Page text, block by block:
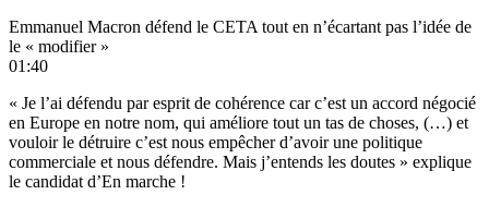
Emmanuel Macron défend le CETA tout en n’écartant pas l’idée de
le « modifier »
01:40
« Je l’ai défendu par esprit de cohérence car c’est un accord négocié
en Europe en notre nom, qui améliore tout un tas de choses, (…) et
vouloir le détruire c’est nous empêcher d’avoir une politique
commerciale et nous défendre. Mais j’entends les doutes » explique
le candidat d’En marche !